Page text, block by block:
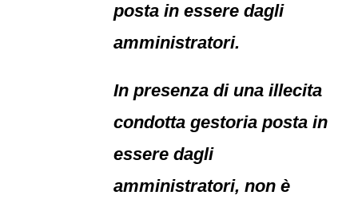
posta in essere dagli
amministratori.
In presenza di una illecita
condotta gestoria posta in
essere dagli
amministratori, non è